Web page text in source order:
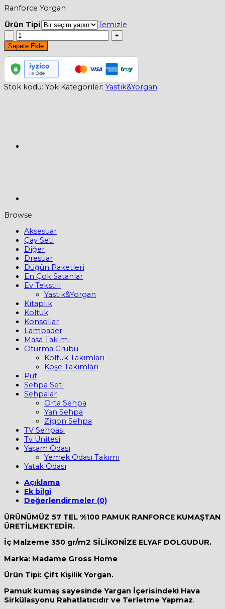
-
2.499,00₺
Ranforce Yorgan
Ürün Tipi
Temizle
Madame
Gross
Lüks
Ranforce
Yorgan
Beyaz
adet
Sepete Ekle
Stok kodu: Yok Kategoriler: Yastık&Yorgan
Browse
Aksesuar
Çay Seti
Diğer
Dresuar
Düğün Paketleri
En Çok Satanlar
Ev Tekstili
Yastık&Yorgan
Kitaplık
Koltuk
Konsollar
Lambader
Masa Takımı
Oturma Grubu
Koltuk Takımları
Köşe Takımları
Puf
Sehpa Seti
Sehpalar
Orta Sehpa
Yan Sehpa
Zigon Sehpa
TV Sehpası
Tv Ünitesi
Yaşam Odası
Yemek Odası Takımı
Yatak Odası
Açıklama
Ek bilgi
Değerlendirmeler (0)
ÜRÜNÜMÜZ 57 TEL %100 PAMUK RANFORCE KUMAŞTAN
ÜRETİLMEKTEDİR.
İç Malzeme 350 gr/m2 SİLİKONİZE ELYAF DOLGUDUR.
Marka: Madame Gross Home
Ürün Tipi: Çift Kişilik Yorgan.
Pamuk kumaş sayesinde Yargan İçerisindeki Hava
Sirkülasyonu Rahatlatıcıdır ve Terletme Yapmaz.